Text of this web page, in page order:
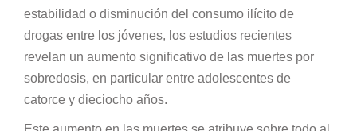
estabilidad o disminución del consumo ilícito de
drogas entre los jóvenes, los estudios recientes
revelan un aumento significativo de las muertes por
sobredosis, en particular entre adolescentes de
catorce y dieciocho años.